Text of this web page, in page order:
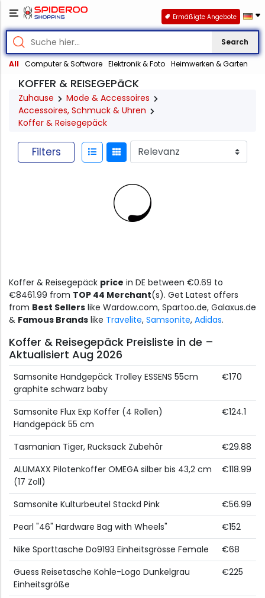
Search
All Computer & Software Elektronik & Foto Heimwerken & Garten
Ermäßigte Angebote
KOFFER & REISEGEPäCK
Zuhause
Mode & Accessoires
Accessoires, Schmuck & Uhren
Koffer & Reisegepäck
Filters
Koffer & Reisegepäck price in DE between €0.69 to
€8461.99 from TOP 44 Merchant(s). Get Latest offers
from Best Sellers like Wardow.com, Spartoo.de, Galaxus.de
& Famous Brands like Travelite, Samsonite, Adidas.
Koffer & Reisegepäck Preisliste in de –
Aktualisiert Aug 2026
Samsonite Handgepäck Trolley ESSENS 55cm
graphite schwarz baby
€170
Samsonite Flux Exp Koffer (4 Rollen)
Handgepäck 55 cm
€124.1
Tasmanian Tiger, Rucksack Zubehör
€29.88
ALUMAXX Pilotenkoffer OMEGA silber bis 43,2 cm
(17 Zoll)
€118.99
Samsonite Kulturbeutel Stackd Pink
€56.99
Pearl "46" Hardware Bag with Wheels"
€152
Nike Sporttasche Do9193 Einheitsgrösse Female
€68
Guess Reisetasche Kohle-Logo Dunkelgrau
Einheitsgröße
€225